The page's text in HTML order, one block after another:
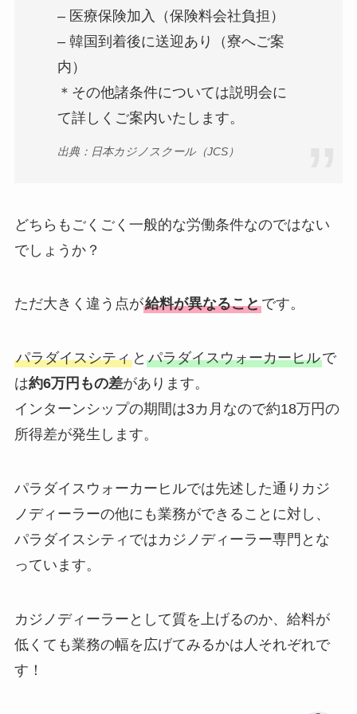
– 医療保険加入（保険料会社負担）
– 韓国到着後に送迎あり（寮へご案
内）
＊その他諸条件については説明会に
て詳しくご案内いたします。
出典：日本カジノスクール（JCS）
どちらもごくごく一般的な労働条件なのではない
でしょうか？
ただ大きく違う点が給料が異なることです。
パラダイスシティと パラダイスウォーカーヒルで
は約6万円もの差があります。
インターンシップの期間は3カ月なので約18万円の
所得差が発生します。
パラダイスウォーカーヒルでは先述した通りカジ
ノディーラーの他にも業務ができることに対し、
パラダイスシティではカジノディーラー専門とな
っています。
カジノディーラーとして質を上げるのか、給料が
低くても業務の幅を広げてみるかは人それぞれで
す！